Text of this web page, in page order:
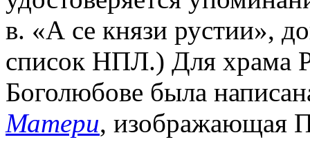
в. «А се князи рустии»,
список НПЛ.) Для храма
Боголюбове была
Матери, изображающая